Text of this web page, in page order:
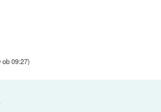
ob 09:27)